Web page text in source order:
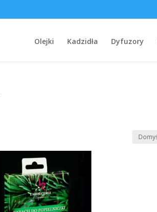
Olejki Kadzidła Dyfuzory